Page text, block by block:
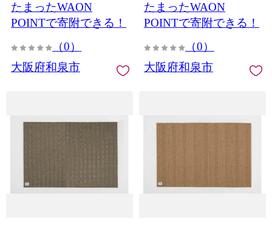
たまったWAON
POINTで寄附できる！
（0）
大阪府和泉市
たまったWAON
POINTで寄附できる！
（0）
大阪府和泉市